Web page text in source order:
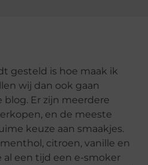
gesteld is hoe maak ik
wij dan ook gaan
Er zijn meerdere
en de meeste
keuze aan smaakjes.
citroen, vanille en
al een tijd een e-smoker